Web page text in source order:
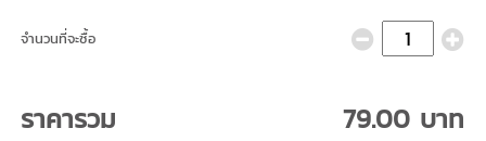
จำนวนที่จะซื้อ
ราคารวม 79.00 บาท